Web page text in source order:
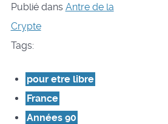
Publié dans Antre de la
Crypte
Tags:
pour etre libre
France
Années 90